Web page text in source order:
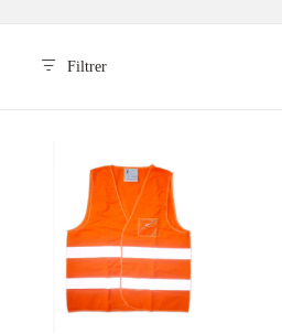
Filtrer